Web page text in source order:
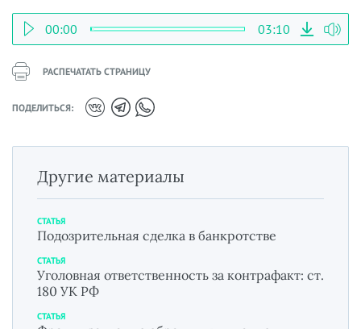
00:00 03:10
РАСПЕЧАТАТЬ СТРАНИЦУ
ПОДЕЛИТЬСЯ:
Другие материалы
СТАТЬЯ
Подозрительная сделка в банкротстве
СТАТЬЯ
Уголовная ответственность за контрафакт: ст.
180 УК РФ
СТАТЬЯ